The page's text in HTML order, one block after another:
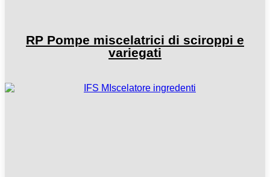
RP Pompe miscelatrici di sciroppi e
variegati